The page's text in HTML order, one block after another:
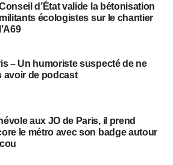
d’État valide la bétonisation
écologistes sur le chantier
– Un humoriste suspecté de ne
avoir de podcast
aux JO de Paris, il prend
le métro avec son badge autour